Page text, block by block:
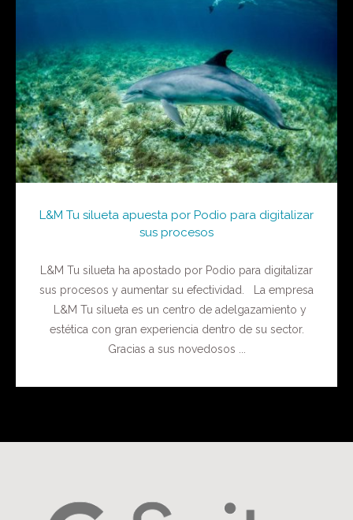
L&M Tu silueta apuesta por Podio para digitalizar
sus procesos
L&M Tu silueta ha apostado por Podio para digitalizar
sus procesos y aumentar su efectividad. La empresa
L&M Tu silueta es un centro de adelgazamiento y
estética con gran experiencia dentro de su sector.
Gracias a sus novedosos ...